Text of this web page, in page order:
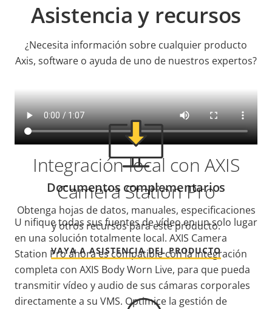
Integración local con AXIS
Camera Station Pro
U nifique todas sus fuentes de vídeo en un solo lugar
en una solución totalmente local. AXIS Camera
Station Pro ahora es compatible con la integración
completa con AXIS Body Worn Live, para que pueda
transmitir vídeo y audio de sus cámaras corporales
directamente a su VMS. Optimice la gestión de
Asistencia y recursos
¿Necesita información sobre cualquier producto
Axis, software o ayuda de uno de nuestros expertos?
Documentos complementarios
Obtenga hojas de datos, manuales, especificaciones
y otros recursos para este producto.
VAYA A ASISTENCIA DEL PRODUCTO